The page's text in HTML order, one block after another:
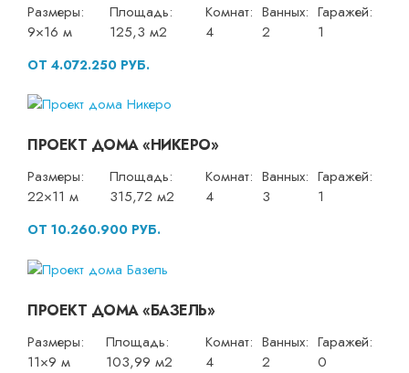
Размеры:
9×16 м
Площадь:
125,3 м2
Комнат:
4
Ванных:
2
Гаражей:
1
ОТ 4.072.250 РУБ.
ПРОЕКТ ДОМА «НИКЕРО»
Размеры:
22×11 м
Площадь:
315,72 м2
Комнат:
4
Ванных:
3
Гаражей:
1
ОТ 10.260.900 РУБ.
ПРОЕКТ ДОМА «БАЗЕЛЬ»
Размеры:
11×9 м
Площадь:
103,99 м2
Комнат:
4
Ванных:
2
Гаражей:
0